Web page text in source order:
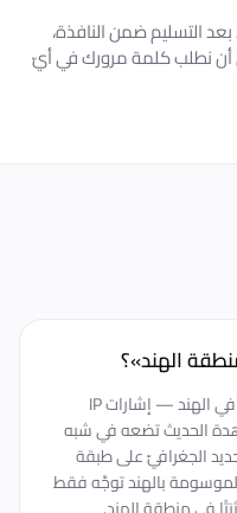
بعد التسليم ضمن النافذة،
أن نطلب كلمة مرورك في أيّ
الهند»؟
مشاهدة تُسلَّم من حساب مقرّه فعليًّا في الهند — إشارات IP
الحديث تضعه في شبه
الجغرافيّ على طبقة
الموسومة بالهند توجَّه فقط